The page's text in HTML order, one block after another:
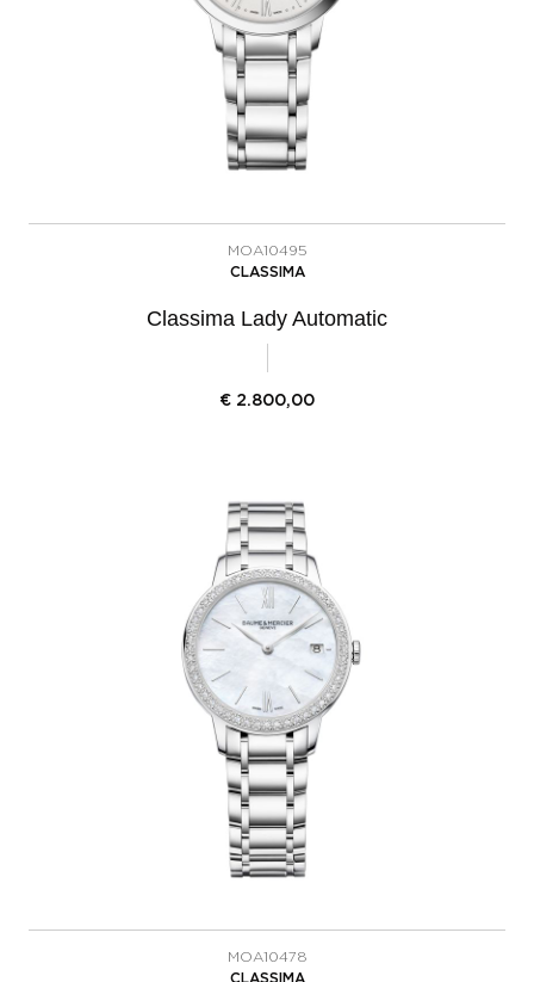
MOA10495
CLASSIMA
Classima Lady Automatic
€ 2.800,00
MOA10478
CLASSIMA